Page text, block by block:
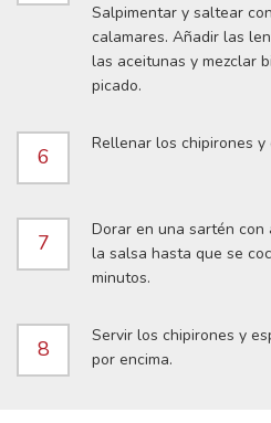
Salpimentar y saltear
calamares. Añadir las
las aceitunas y mezclar
picado.
6
Rellenar los chipirones
7
Dorar en una sartén
la salsa hasta que se
minutos.
8
Servir los chipirones y
por encima.